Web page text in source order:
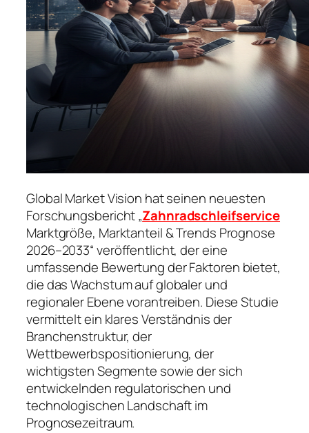
Global Market Vision hat seinen neuesten
Forschungsbericht „Zahnradschleifservice
Marktgröße, Marktanteil & Trends Prognose
2026–2033“ veröffentlicht, der eine
umfassende Bewertung der Faktoren bietet,
die das Wachstum auf globaler und
regionaler Ebene vorantreiben. Diese Studie
vermittelt ein klares Verständnis der
Branchenstruktur, der
Wettbewerbspositionierung, der
wichtigsten Segmente sowie der sich
entwickelnden regulatorischen und
technologischen Landschaft im
Prognosezeitraum.